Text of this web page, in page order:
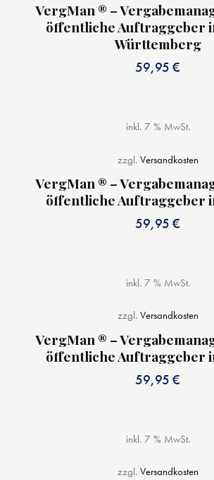
VergMan ® –
öffentliche Auftraggeber
Württemberg
59,95 €
VergMan ® –
öffentliche Auftraggeber
59,95 €
inkl. 7 % MwSt.
zzgl. Versandkosten
VergMan ® –
öffentliche Auftraggeber
59,95 €
inkl. 7 % MwSt.
zzgl. Versandkosten
inkl. 7 % MwSt.
zzgl. Versandkosten